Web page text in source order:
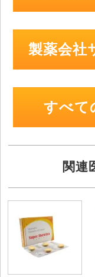
製薬会社
すべて
関連